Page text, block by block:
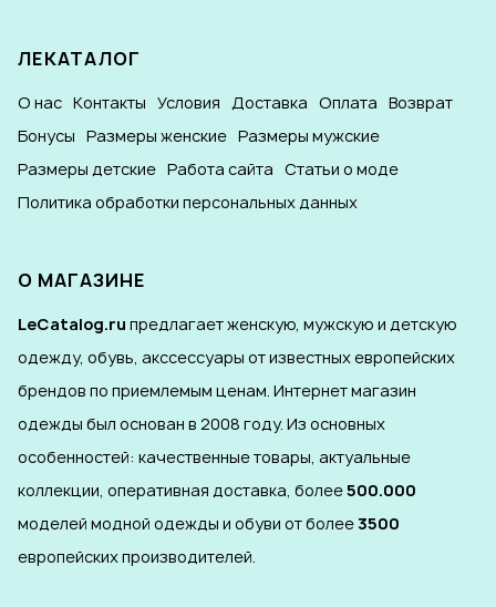
ЛЕКАТАЛОГ
О нас Контакты Условия Доставка Оплата Возврат
Бонусы Размеры женские Размеры мужские
Размеры детские Работа сайта Статьи о моде
Политика обработки персональных данных
О МАГАЗИНЕ
LeCatalog.ru предлагает женскую, мужскую и детскую
одежду, обувь, акссессуары от известных европейских
брендов по приемлемым ценам. Интернет магазин
одежды был основан в 2008 году. Из основных
особенностей: качественные товары, актуальные
коллекции, оперативная доставка, более500.000
моделей модной одежды и обуви от более3500
европейских производителей.